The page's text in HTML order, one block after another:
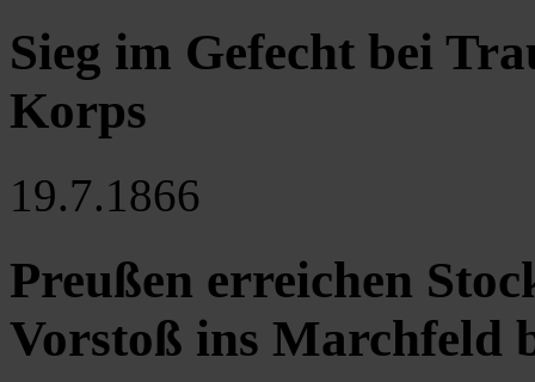
Sieg im Gefecht bei
Korps
19.7.1866
Preußen erreichen
Vorstoß ins Marchfeld